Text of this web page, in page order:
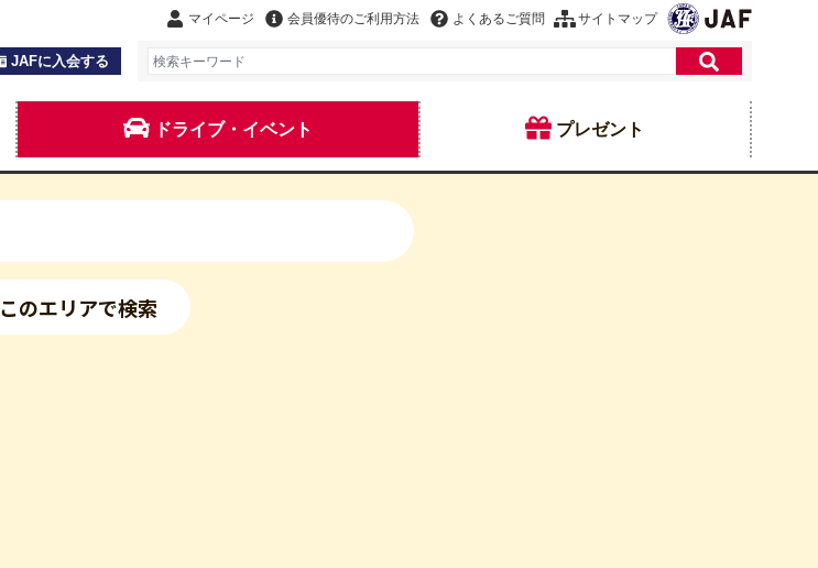
マイページ 会員優待のご利用方法 よくあるご質問 サイトマップ
JAFに入会する
ドライブ・イベント プレゼント
このエリアで検索